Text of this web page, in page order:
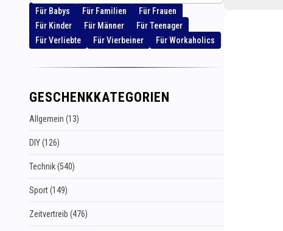
Für Babys Für Familien
Für Frauen
Für Kinder
Für Männer
Für Teenager
Für Verliebte
Für Vierbeiner Für Workaholics
GESCHENKKATEGORIEN
Allgemein (13)
DIY (126)
Technik (540)
Sport (149)
Zeitvertreib (476)